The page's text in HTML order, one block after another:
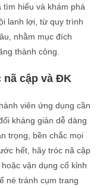
tìm hiểu và khám phá
lanh lợi, từ quy trình
nhằm mục đích
thành công.
cập và ĐK
viên ứng dụng cần
kháng giản dễ dàng
trọng, bền chắc mọi
hết, hãy tróc nã cập
vận dụng cố kỉnh
né tránh cụm trang